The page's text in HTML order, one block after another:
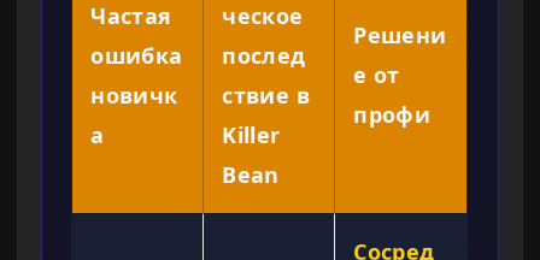
Частая
ошибка
новичк
а
ческое
послед
ствие в
Killer
Bean
Решени
е от
профи
Сосред